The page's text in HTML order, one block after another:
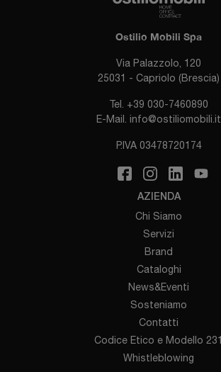
Ostilio Mobili Spa
Via Palazzolo, 120
25031 - Capriolo (Brescia)
Tel. +39 030-7460890
E-Mail. info@ostiliomobili.it
P.IVA 03478720174
AZIENDA
Chi Siamo
Servizi
Brand
Cataloghi
News&Eventi
Sosteniamo
Contatti
Codice Etico e Modello 231
Whistleblowing